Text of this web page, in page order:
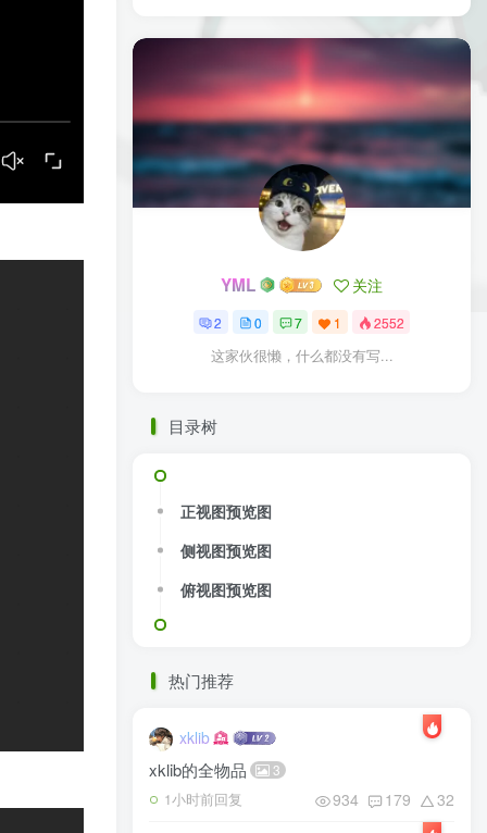
YML 关注
2 0 7 1 2552
这家伙很懒，什么都没有写...
目录树
正视图预览图
侧视图预览图
俯视图预览图
热门推荐
xklib
xklib的全物品 3
1小时前回复 934 179 32